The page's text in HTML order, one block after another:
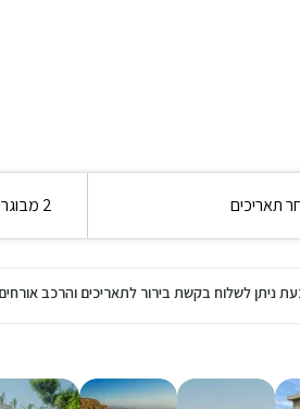
תאריכים 2 מבוגרים
ניתן לשלוח בקשת בירור לתאריכים והרכב